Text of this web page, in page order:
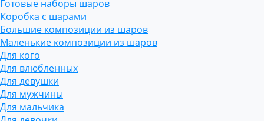
Готовые наборы шаров
Коробка с шарами
Большие композиции из шаров
Маленькие композиции из шаров
Для кого
Для влюбленных
Для девушки
Для мужчины
Для мальчика